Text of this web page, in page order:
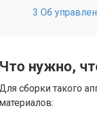
3 Об
Что нужно,
сборки такого
материалов: